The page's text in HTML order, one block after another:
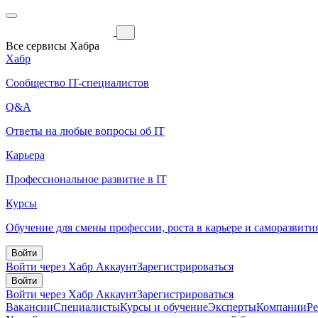
Все сервисы Хабра
Хабр
Сообщество IT-специалистов
Q&A
Ответы на любые вопросы об IT
Карьера
Профессиональное развитие в IT
Курсы
Обучение для смены профессии, роста в карьере и
Войти
Войти через Хабр АккаунтЗарегистрироваться
Войти
Войти через Хабр АккаунтЗарегистрироваться
ВакансииСпециалистыКурсы и обучениеЭкспертыКомпании